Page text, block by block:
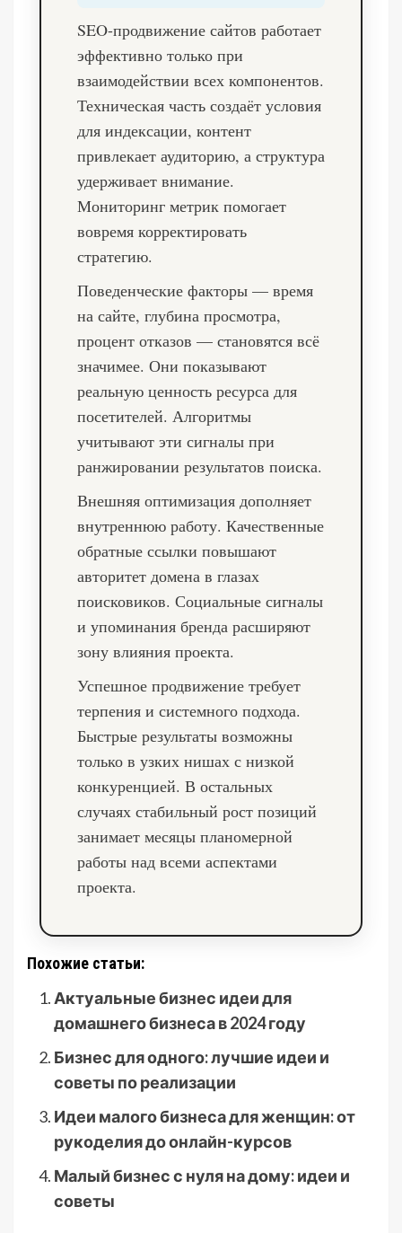
SEO-продвижение сайтов работает
эффективно только при
взаимодействии всех компонентов.
Техническая часть создаёт условия
для индексации, контент
привлекает аудиторию, а структура
удерживает внимание.
Мониторинг метрик помогает
вовремя корректировать
стратегию.
Поведенческие факторы — время
на сайте, глубина просмотра,
процент отказов — становятся всё
значимее. Они показывают
реальную ценность ресурса для
посетителей. Алгоритмы
учитывают эти сигналы при
ранжировании результатов поиска.
Внешняя оптимизация дополняет
внутреннюю работу. Качественные
обратные ссылки повышают
авторитет домена в глазах
поисковиков. Социальные сигналы
и упоминания бренда расширяют
зону влияния проекта.
Успешное продвижение требует
терпения и системного подхода.
Быстрые результаты возможны
только в узких нишах с низкой
конкуренцией. В остальных
случаях стабильный рост позиций
занимает месяцы планомерной
работы над всеми аспектами
проекта.
Похожие статьи:
Актуальные бизнес идеи для
домашнего бизнеса в 2024 году
Бизнес для одного: лучшие идеи и
советы по реализации
Идеи малого бизнеса для женщин: от
рукоделия до онлайн-курсов
Малый бизнес с нуля на дому: идеи и
советы